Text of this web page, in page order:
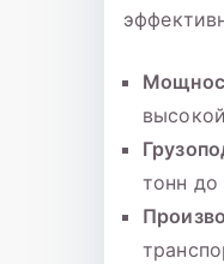
тонн до